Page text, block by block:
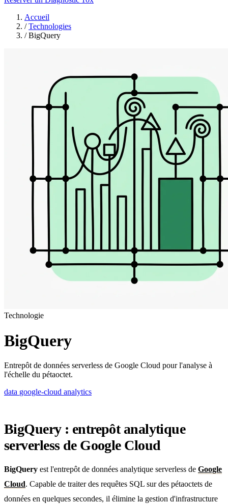
Accueil
/ Technologies
/ BigQuery
Technologie
BigQuery
Entrepôt de données serverless de Google Cloud pour l'analyse à
l'échelle du pétaoctet.
data google-cloud analytics
BigQuery : entrepôt analytique
serverless de Google Cloud
BigQuery est l'entrepôt de données analytique serverless de Google
Cloud. Capable de traiter des requêtes SQL sur des pétaoctets de
données en quelques secondes, il élimine la gestion d'infrastructure